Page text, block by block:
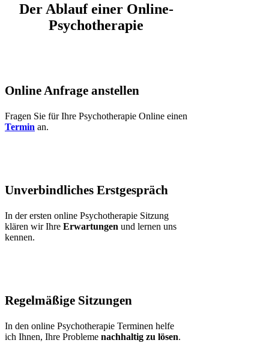
Der Ablauf einer Online-
Psychotherapie
Online Anfrage anstellen
Fragen Sie für Ihre Psychotherapie Online einen
Termin an.
Unverbindliches Erstgespräch
In der ersten online Psychotherapie Sitzung
klären wir Ihre Erwartungen und lernen uns
kennen.
Regelmäßige Sitzungen
In den online Psychotherapie Terminen helfe
ich Ihnen, Ihre Probleme nachhaltig zu lösen.